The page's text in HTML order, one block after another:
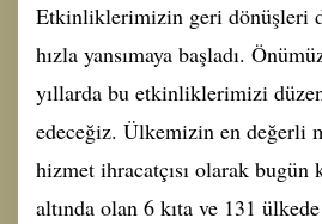
Etkinliklerimizin geri dönüşleri
hızla yansımaya başladı.
yıllarda bu etkinliklerimizi
edeceğiz. Ülkemizin en değerli
hizmet ihracatçısı olarak bugün
altında olan 6 kıta ve 131